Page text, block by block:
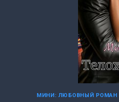
МИНИ: ЛЮБОВНЫЙ РОМАН